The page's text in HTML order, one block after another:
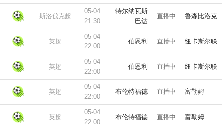
斯洛伐克超
05-04
21:30
特尔纳瓦斯
巴达
直播中 鲁森比洛克
英超
05-04
22:00
伯恩利 直播中 纽卡斯尔联
英超
05-04
22:00
伯恩利 直播中 纽卡斯尔联
英超
05-04
22:00
布伦特福德 直播中 富勒姆
英超
05-04
22:00
布伦特福德 直播中 富勒姆